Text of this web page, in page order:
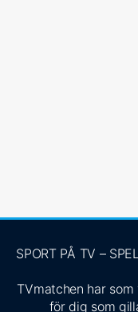
SPORT PÅ TV –
TVmatchen har
för dig som